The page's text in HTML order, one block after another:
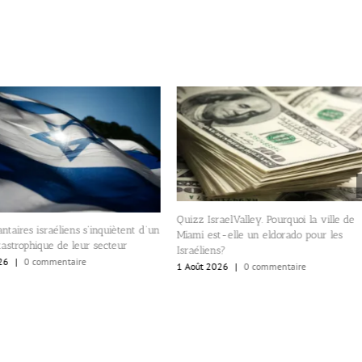
israéliens s’inquiètent d’un
de leur secteur
| 0 commentaire
Quizz IsraelValley. Pourquoi la ville de
Miami est-elle un eldorado pour les
Israéliens?
1 Août 2026 | 0 commentaire